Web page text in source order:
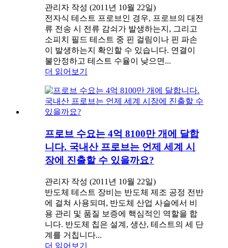
관리자 작성 (2011년 10월 22일)
전자식 테스트 프로브인 경우, 프로브의 대전
류 전송 시 전류 감쇠가 발생하는지, 그리고
소피치 필드 테스트 중 핀 걸림이나 핀 파손
이 발생하는지 확인할 수 있습니다. 연결이
불안정하고 테스트 수율이 낮으면...
더 읽어보기
프로브 수요는 4억 8100만 개에 달합
니다. 국내산 프로브는 언제 세계 시
장에 진출할 수 있을까요?
관리자 작성 (2011년 10월 22일)
반도체 테스트 장비는 반도체 제조 공정 전반
에 걸쳐 사용되며, 반도체 산업 사슬에서 비
용 관리 및 품질 보증에 핵심적인 역할을 합
니다. 반도체 칩은 설계, 생산, 테스트의 세 단
계를 거칩니다...
더 읽어보기